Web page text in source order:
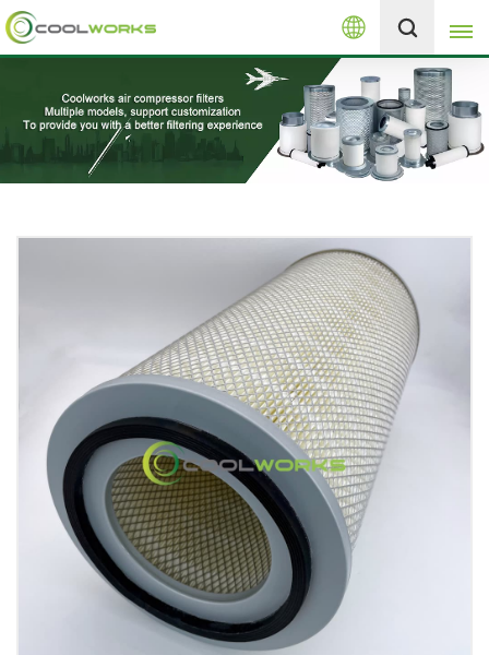
العربية
English
español
العربية
русский
Melayu
+8613525046291